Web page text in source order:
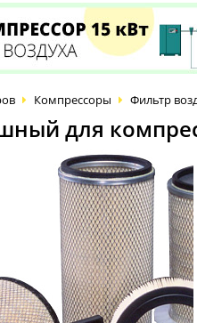
Компрессоры Фильтр
для